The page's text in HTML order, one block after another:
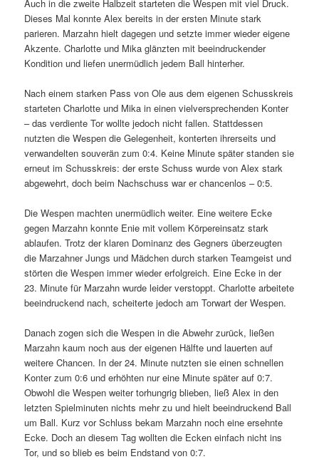
Auch in die zweite Halbzeit starteten die Wespen mit viel Druck.
Dieses Mal konnte Alex bereits in der ersten Minute stark
parieren. Marzahn hielt dagegen und setzte immer wieder eigene
Akzente. Charlotte und Mika glänzten mit beeindruckender
Kondition und liefen unermüdlich jedem Ball hinterher.
Nach einem starken Pass von Ole aus dem eigenen Schusskreis
starteten Charlotte und Mika in einen vielversprechenden Konter
– das verdiente Tor wollte jedoch nicht fallen. Stattdessen
nutzten die Wespen die Gelegenheit, konterten ihrerseits und
verwandelten souverän zum 0:4. Keine Minute später standen sie
erneut im Schusskreis: der erste Schuss wurde von Alex stark
abgewehrt, doch beim Nachschuss war er chancenlos – 0:5.
Die Wespen machten unermüdlich weiter. Eine weitere Ecke
gegen Marzahn konnte Enie mit vollem Körpereinsatz stark
ablaufen. Trotz der klaren Dominanz des Gegners überzeugten
die Marzahner Jungs und Mädchen durch starken Teamgeist und
störten die Wespen immer wieder erfolgreich. Eine Ecke in der
23. Minute für Marzahn wurde leider verstoppt. Charlotte arbeitete
beeindruckend nach, scheiterte jedoch am Torwart der Wespen.
Danach zogen sich die Wespen in die Abwehr zurück, ließen
Marzahn kaum noch aus der eigenen Hälfte und lauerten auf
weitere Chancen. In der 24. Minute nutzten sie einen schnellen
Konter zum 0:6 und erhöhten nur eine Minute später auf 0:7.
Obwohl die Wespen weiter torhungrig blieben, ließ Alex in den
letzten Spielminuten nichts mehr zu und hielt beeindruckend Ball
um Ball. Kurz vor Schluss bekam Marzahn noch eine ersehnte
Ecke. Doch an diesem Tag wollten die Ecken einfach nicht ins
Tor, und so blieb es beim Endstand von 0:7.